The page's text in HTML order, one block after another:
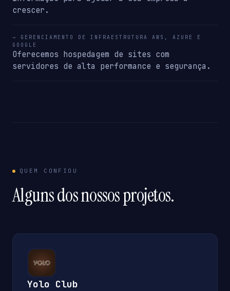
crescer.
→ GERENCIAMENTO DE INFRAESTRUTURA AWS, AZURE E
GOOGLE
Oferecemos hospedagem de sites com
servidores de alta performance e segurança.
QUEM CONFIOU
Alguns dos nossos projetos.
Yolo Club